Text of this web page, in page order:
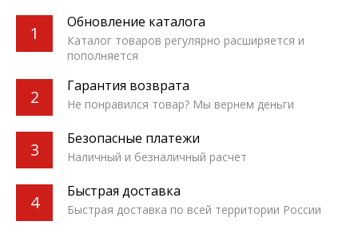
1
Обновление каталога
Каталог товаров регулярно расширяется и
пополняется
2
Гарантия возврата
Не понравился товар? Мы вернем деньги
3
Безопасные платежи
Наличный и безналичный расчет
4
Быстрая доставка
Быстрая доставка по всей территории России